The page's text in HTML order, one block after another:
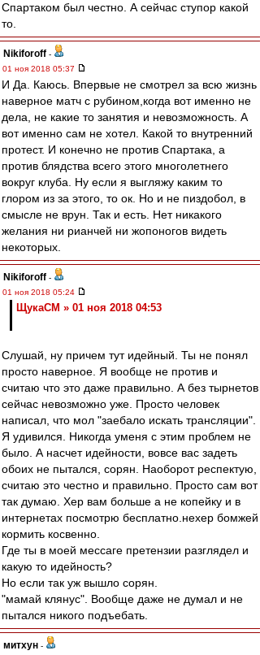
Спартаком был честно. А сейчас ступор какой
то.
Nikiforoff -
01 ноя 2018 05:37
И Да. Каюсь. Впервые не смотрел за всю жизнь
наверное матч с рубином,когда вот именно не
дела, не какие то занятия и невозможность. А
вот именно сам не хотел. Какой то внутренний
протест. И конечно не против Спартака, а
против блядства всего этого многолетнего
вокруг клуба. Ну если я выгляжу каким то
глором из за этого, то ок. Но и не пиздобол, в
смысле не врун. Так и есть. Нет никакого
желания ни рианчей ни жопоногов видеть
некоторых.
Nikiforoff -
01 ноя 2018 05:24
ЩукаСМ » 01 ноя 2018 04:53
Слушай, ну причем тут идейный. Ты не понял
просто наверное. Я вообще не против и
считаю что это даже правильно. А без тырнетов
сейчас невозможно уже. Просто человек
написал, что мол "заебало искать трансляции".
Я удивился. Никогда уменя с этим проблем не
было. А насчет идейности, вовсе вас задеть
обоих не пытался, сорян. Наоборот респектую,
считаю это честно и правильно. Просто сам вот
так думаю. Хер вам больше а не копейку и в
интернетах посмотрю бесплатно.нехер бомжей
кормить косвенно.
Где ты в моей мессаге претензии разглядел и
какую то идейность?
Но если так уж вышло сорян.
"мамай клянус". Вообще даже не думал и не
пытался никого подъебать.
митхун -